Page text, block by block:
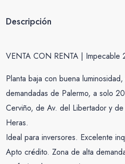
Descripción
VENTA CON RENTA | Impecable
Planta baja con buena
demandadas de Palermo, a solo
Cerviño, de Av. del Libertador y
Heras.
Ideal para inversores. Excelente
Apto crédito. Zona de alta